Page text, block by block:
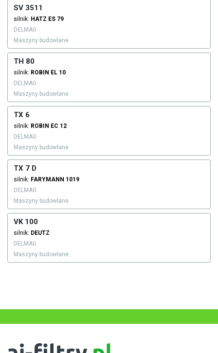
SV 3511
silnik: HATZ ES 79
DELMAG
Maszyny budowlane
TH 80
silnik: ROBIN EL 10
DELMAG
Maszyny budowlane
TX 6
silnik: ROBIN EC 12
DELMAG
Maszyny budowlane
TX 7 D
silnik: FARYMANN 1019
DELMAG
Maszyny budowlane
VK 100
silnik: DEUTZ
DELMAG
Maszyny budowlane